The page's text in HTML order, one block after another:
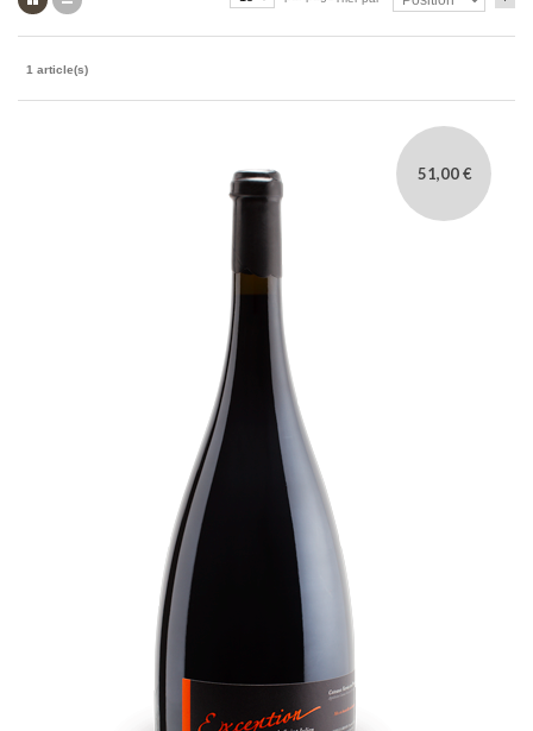
1 article(s)
51,00 €